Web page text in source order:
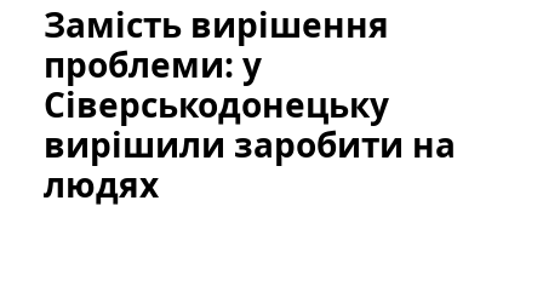
Замість вирішення
проблеми: у
Сіверськодонецьку
вирішили заробити на
людях